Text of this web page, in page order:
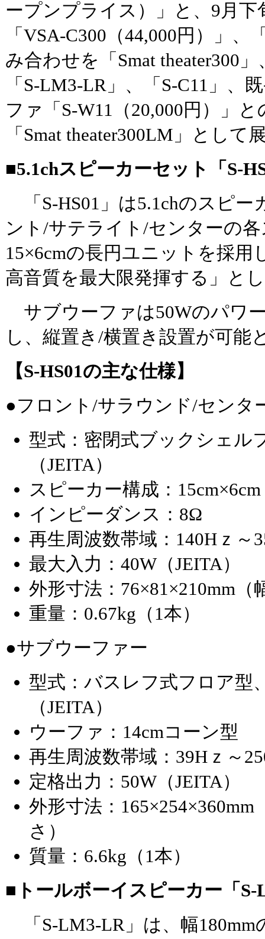
ープンプライス）」と、9月下
「VSA-C300（44,000円）」、
み合わせを「Smat theater300
「S-LM3-LR」、「S-C11」、
ファ「S-W11（20,000円）」
「Smat theater300LM」として
■5.1chスピーカーセット「S-
「S-HS01」は5.1chのスピー
ント/サテライト/センターの
15×6cmの長円ユニットを採用
高音質を最大限発揮する」と
サブウーファは50Wのパワ
し、縦置き/横置き設置が可能
【S-HS01の主な仕様】
●フロント/サラウンド/センタ
型式：密閉式ブックシェル
（JEITA）
スピーカー構成：
インピーダンス：8Ω
再生周波数帯域：140Hｚ～
最大入力：40W（JEITA）
外形寸法：76×81×210mm（
重量：0.67kg（1本）
●サブウーファー
型式：バスレフ式フロア型
（JEITA）
ウーファ：14cmコーン型
再生周波数帯域：39Hｚ～
定格出力：50W（JEITA）
外形寸法：165×254×360mm
さ）
質量：6.6kg（1本）
■トールボーイスピーカー「
「S-LM3-LR」は、幅180mm